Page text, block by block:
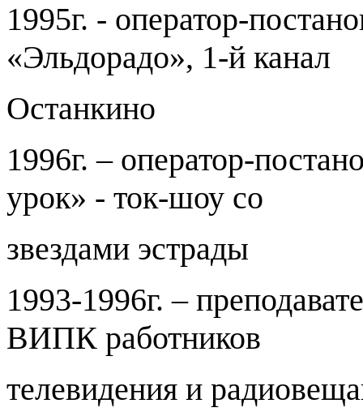
1995г. - оператор-
«Эльдорадо», 1-й канал
Останкино
1996г. – оператор-
урок» - ток-шоу со
звездами эстрады
1993-1996г. –
ВИПК работников
телевидения и